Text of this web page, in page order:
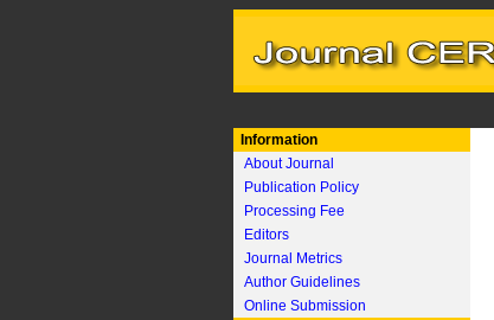
Information
About Journal
Publication Policy
Processing Fee
Editors
Journal Metrics
Author Guidelines
Online Submission